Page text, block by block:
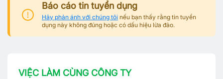
Báo cáo tin tuyển dụng
Hãy phản ánh với chúng tôi nếu bạn thấy rằng tin tuyển
dụng này không đúng hoặc có dấu hiệu lừa đảo.
VIỆC LÀM CÙNG CÔNG TY